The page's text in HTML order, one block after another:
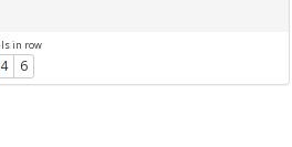
in row
4 6